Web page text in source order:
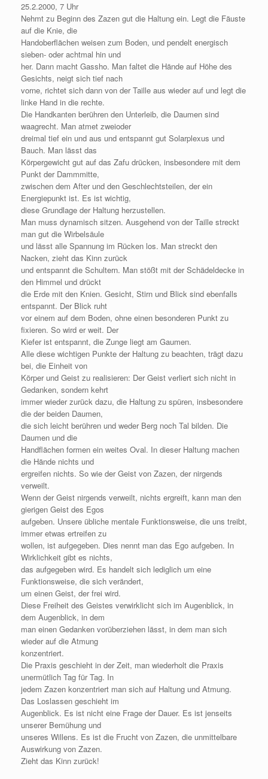
25.2.2000, 7 Uhr
Nehmt zu Beginn des Zazen gut die Haltung ein. Legt die Fäuste
auf die Knie, die
Handoberflächen weisen zum Boden, und pendelt energisch
sieben- oder achtmal hin und
her. Dann macht Gassho. Man faltet die Hände auf Höhe des
Gesichts, neigt sich tief nach
vorne, richtet sich dann von der Taille aus wieder auf und legt die
linke Hand in die rechte.
Die Handkanten berühren den Unterleib, die Daumen sind
waagrecht. Man atmet zweioder
dreimal tief ein und aus und entspannt gut Solarplexus und
Bauch. Man lässt das
Körpergewicht gut auf das Zafu drücken, insbesondere mit dem
Punkt der Dammmitte,
zwischen dem After und den Geschlechtsteilen, der ein
Energiepunkt ist. Es ist wichtig,
diese Grundlage der Haltung herzustellen.
Man muss dynamisch sitzen. Ausgehend von der Taille streckt
man gut die Wirbelsäule
und lässt alle Spannung im Rücken los. Man streckt den
Nacken, zieht das Kinn zurück
und entspannt die Schultern. Man stößt mit der Schädeldecke in
den Himmel und drückt
die Erde mit den Knien. Gesicht, Stirn und Blick sind ebenfalls
entspannt. Der Blick ruht
vor einem auf dem Boden, ohne einen besonderen Punkt zu
fixieren. So wird er weit. Der
Kiefer ist entspannt, die Zunge liegt am Gaumen.
Alle diese wichtigen Punkte der Haltung zu beachten, trägt dazu
bei, die Einheit von
Körper und Geist zu realisieren: Der Geist verliert sich nicht in
Gedanken, sondern kehrt
immer wieder zurück dazu, die Haltung zu spüren, insbesondere
die der beiden Daumen,
die sich leicht berühren und weder Berg noch Tal bilden. Die
Daumen und die
Handflächen formen ein weites Oval. In dieser Haltung machen
die Hände nichts und
ergreifen nichts. So wie der Geist von Zazen, der nirgends
verweilt.
Wenn der Geist nirgends verweilt, nichts ergreift, kann man den
gierigen Geist des Egos
aufgeben. Unsere übliche mentale Funktionsweise, die uns treibt,
immer etwas ertreifen zu
wollen, ist aufgegeben. Dies nennt man das Ego aufgeben. In
Wirklichkeit gibt es nichts,
das aufgegeben wird. Es handelt sich lediglich um eine
Funktionsweise, die sich verändert,
um einen Geist, der frei wird.
Diese Freiheit des Geistes verwirklicht sich im Augenblick, in
dem Augenblick, in dem
man einen Gedanken vorüberziehen lässt, in dem man sich
wieder auf die Atmung
konzentriert.
Die Praxis geschieht in der Zeit, man wiederholt die Praxis
unermütlich Tag für Tag. In
jedem Zazen konzentriert man sich auf Haltung und Atmung.
Das Loslassen geschieht im
Augenblick. Es ist nicht eine Frage der Dauer. Es ist jenseits
unserer Bemühung und
unseres Willens. Es ist die Frucht von Zazen, die unmittelbare
Auswirkung von Zazen.
Zieht das Kinn zurück!